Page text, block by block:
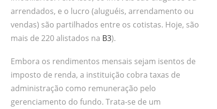
arrendados, e o lucro (aluguéis, arrendamento ou
vendas) são partilhados entre os cotistas. Hoje, são
mais de 220 alistados na B3).
Embora os rendimentos mensais sejam isentos de
imposto de renda, a instituição cobra taxas de
administração como remuneração pelo
gerenciamento do fundo. Trata-se de um